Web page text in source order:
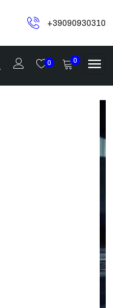
+39090930310
0 0